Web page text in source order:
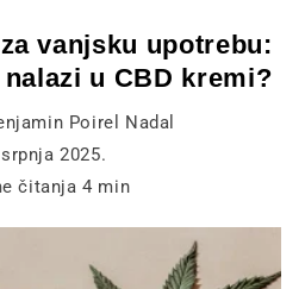
vanjsku upotrebu:
u CBD kremi?
Poirel Nadal
2025.
čitanja4 min